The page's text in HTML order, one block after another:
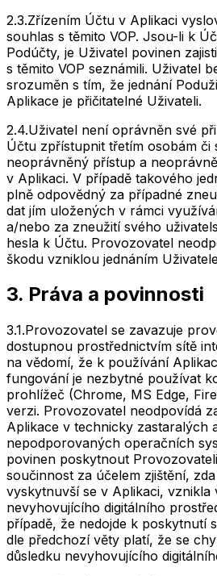
2.3.Zřízením Účtu v Aplikaci
souhlas s těmito VOP. Jsou-li k
Podúčty, je Uživatel povinen
s těmito VOP seznámili. Uživatel
srozuměn s tím, že jednání
Aplikace je přičitatelné Uživateli.
2.4.Uživatel není oprávněn své
Účtu zpřístupnit třetím osobám či
neoprávněný přístup a
v Aplikaci. V případě takového
plně odpovědný za případné
dat jím uložených v rámci
a/nebo za zneužití svého
hesla k Účtu. Provozovatel
škodu vzniklou jednáním
3. Práva a povinnosti
3.1.Provozovatel se zavazuje
dostupnou prostřednictvím sítě
na vědomí, že k používání
fungování je nezbytné používat
prohlížeč (Chrome, MS Edge,
verzi. Provozovatel neodpovídá
Aplikace v technicky zastaralých
nepodporovaných operačních
povinen poskytnout
součinnost za účelem zjištění,
vyskytnuvší se v Aplikaci, vznikla
nevyhovujícího digitálního
případě, že nedojde k poskytnutí
dle předchozí věty platí, že se
důsledku nevyhovujícího